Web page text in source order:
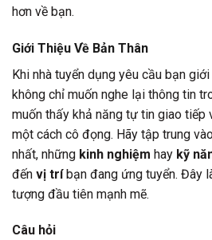
hơn về bạn.
Giới Thiệu Về Bản Thân
Khi nhà tuyển dụng yêu cầu bạn
không chỉ muốn nghe lại thông tin
muốn thấy khả năng tự tin giao tiếp
một cách cô đọng. Hãy tập trung
nhất, những kinh nghiệm hay kỹ
đến vị tríbạn đang ứng tuyển. Đây
tượng đầu tiên mạnh mẽ.
Câu hỏi